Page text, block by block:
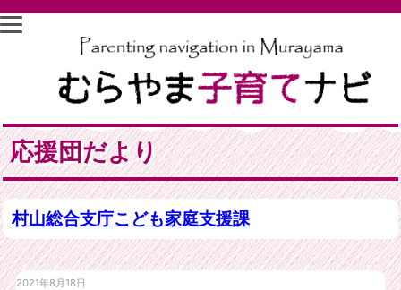
応援団だより
村山総合支庁こども家庭支援課
2021年8月18日